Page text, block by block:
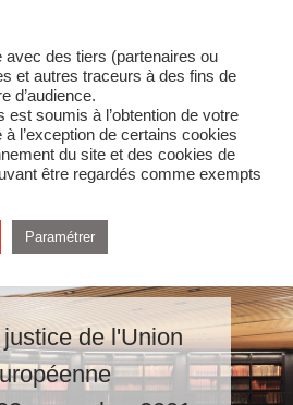
de l'Union
avec des tiers (partenaires ou
et autres traceurs à des fins de
d’audience.
est soumis à l’obtention de votre
l’exception de certains cookies
du site et des cookies de
être regardés comme exempts
Paramétrer